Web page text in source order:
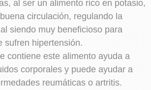
al ser un alimento rico en potasio,
circulación, regulando la
siendo muy beneficioso para
sufren hipertensión.
contiene este alimento ayuda a
corporales y puede ayudar a
reumáticas o artritis.